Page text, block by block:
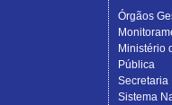
Órgãos
Ministério
Pública
Secretaria
Sistema